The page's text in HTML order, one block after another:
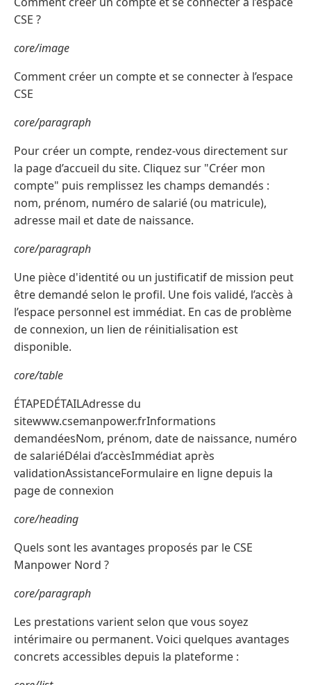
CSE ?
core/image
Comment créer un compte et se connecter à l’espace
CSE
core/paragraph
Pour créer un compte, rendez-vous directement sur
la page d’accueil du site. Cliquez sur "Créer mon
compte" puis remplissez les champs demandés :
nom, prénom, numéro de salarié (ou matricule),
adresse mail et date de naissance.
core/paragraph
Une pièce d'identité ou un justificatif de mission peut
être demandé selon le profil. Une fois validé, l’accès à
l’espace personnel est immédiat. En cas de problème
de connexion, un lien de réinitialisation est
disponible.
core/table
ÉTAPEDÉTAILAdresse du
sitewww.csemanpower.frInformations
demandéesNom, prénom, date de naissance, numéro
de salariéDélai d’accèsImmédiat après
validationAssistanceFormulaire en ligne depuis la
page de connexion
core/heading
Quels sont les avantages proposés par le CSE
Manpower Nord ?
core/paragraph
Les prestations varient selon que vous soyez
intérimaire ou permanent. Voici quelques avantages
concrets accessibles depuis la plateforme :